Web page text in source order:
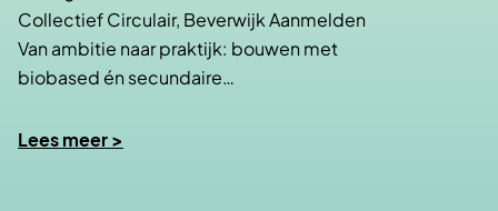
Collectief Circulair, Beverwijk Aanmelden
Van ambitie naar praktijk: bouwen met
biobased én secundaire…
Lees meer >